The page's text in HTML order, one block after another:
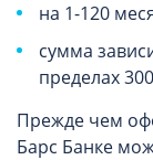
на 1-120
сумма
пределах
Прежде чем
Барс Банке